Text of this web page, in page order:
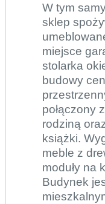
W tym
sklep
miejsce
stolarka
budowy
połączony
rodziną
książki.
meble z
moduły na
Budynek